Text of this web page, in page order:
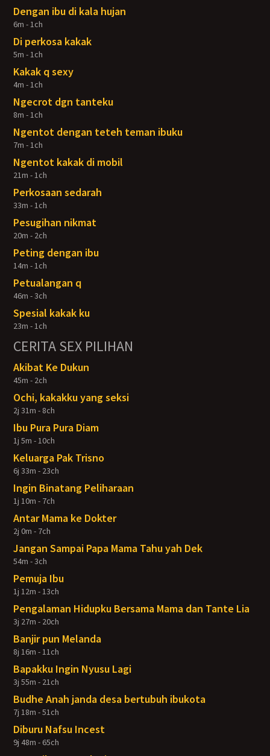
Dengan ibu di kala hujan
6m - 1ch
Di perkosa kakak
5m - 1ch
Kakak q sexy
4m - 1ch
Ngecrot dgn tanteku
8m - 1ch
Ngentot dengan teteh teman ibuku
7m - 1ch
Ngentot kakak di mobil
21m - 1ch
Perkosaan sedarah
33m - 1ch
Pesugihan nikmat
20m - 2ch
Peting dengan ibu
14m - 1ch
Petualangan q
46m - 3ch
Spesial kakak ku
23m - 1ch
CERITA SEX PILIHAN
Akibat Ke Dukun
45m - 2ch
Ochi, kakakku yang seksi
2j 31m - 8ch
Ibu Pura Pura Diam
1j 5m - 10ch
Keluarga Pak Trisno
6j 33m - 23ch
Ingin Binatang Peliharaan
1j 10m - 7ch
Antar Mama ke Dokter
2j 0m - 7ch
Jangan Sampai Papa Mama Tahu yah Dek
54m - 3ch
Pemuja Ibu
1j 12m - 13ch
Pengalaman Hidupku Bersama Mama dan Tante Lia
3j 27m - 20ch
Banjir pun Melanda
8j 16m - 11ch
Bapakku Ingin Nyusu Lagi
3j 55m - 21ch
Budhe Anah janda desa bertubuh ibukota
7j 18m - 51ch
Diburu Nafsu Incest
9j 48m - 65ch